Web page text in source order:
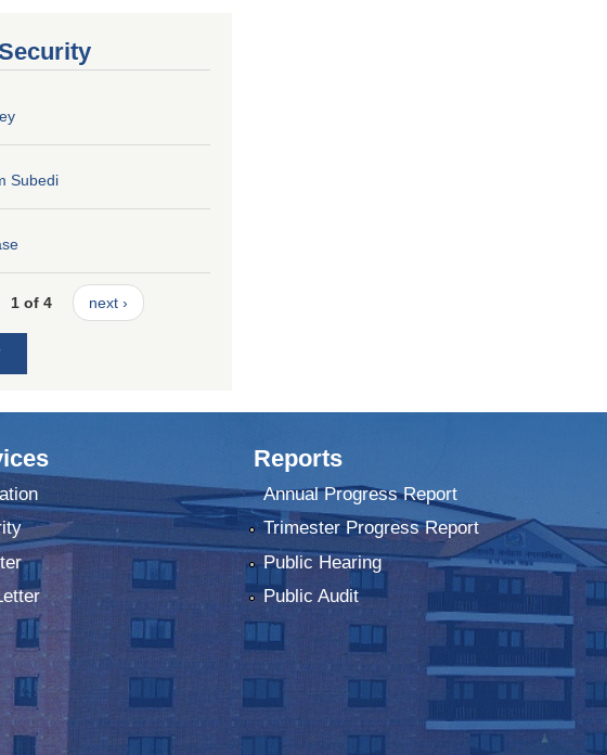
Subedi
1 of 4 next ›
Reports
Annual Progress Report
Trimester Progress Report
Public Hearing
Public Audit